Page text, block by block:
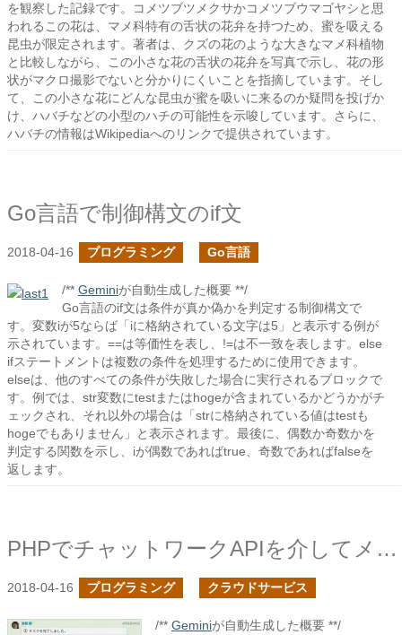
を観察した記録です。コメツブツメクサかコメツブウマゴヤシと思
われるこの花は、マメ科特有の舌状の花弁を持つため、蜜を吸える
昆虫が限定されます。著者は、クズの花のような大きなマメ科植物
と比較しながら、この小さな花の舌状の花弁を写真で示し、花の形
状がマクロ撮影でないと分かりにくいことを指摘しています。そし
て、この小さな花にどんな昆虫が蜜を吸いに来るのか疑問を投げか
け、ハバチなどの小型のハチの可能性を示唆しています。さらに、
ハバチの情報はWikipediaへのリンクで提供されています。
Go言語で制御構文のif文
2018-04-16 プログラミング Go言語
/** Geminiが自動生成した概要 **/
Go言語のif文は条件が真か偽かを判定する制御構文で
す。変数iが5ならば「iに格納されている文字は5」と表示する例が
示されています。==は等価性を表し、!=は不一致を表します。else
ifステートメントは複数の条件を処理するために使用できます。
elseは、他のすべての条件が失敗した場合に実行されるブロックで
す。例では、str変数にtestまたはhogeが含まれているかどうかがチ
ェックされ、それ以外の場合は「strに格納されている値はtestも
hogeでもありません」と表示されます。最後に、偶数か奇数かを
判定する関数を示し、iが偶数であればtrue、奇数であればfalseを
返します。
PHPでチャットワークAPIを介してメッセージを投稿してみる
2018-04-16 プログラミング クラウドサービス
/** Geminiが自動生成した概要 **/